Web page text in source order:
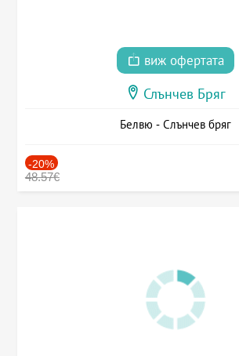
виж офертата
Слънчев Бряг
Белвю - Слънчев бряг
-20%
48.57€